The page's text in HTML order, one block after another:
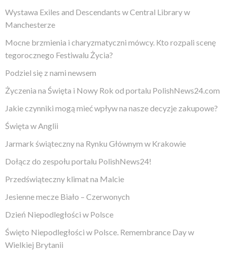
Wystawa Exiles and Descendants w Central Library w
Manchesterze
Mocne brzmienia i charyzmatyczni mówcy. Kto rozpali scenę
tegorocznego Festiwalu Życia?
Podziel się z nami newsem
Życzenia na Święta i Nowy Rok od portalu PolishNews24.com
Jakie czynniki mogą mieć wpływ na nasze decyzje zakupowe?
Święta w Anglii
Jarmark świąteczny na Rynku Głównym w Krakowie
Dołącz do zespołu portalu PolishNews24!
Przedświąteczny klimat na Malcie
Jesienne mecze Biało – Czerwonych
Dzień Niepodległości w Polsce
Święto Niepodległości w Polsce. Remembrance Day w
Wielkiej Brytanii